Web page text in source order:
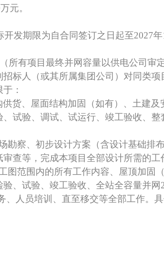
元。
开发期限为自合同签订之日起至2027
所有项目最终并网容量以供电公司审
标人（或其所属集团公司）对同类
：
货、屋面结构加固（如有）、土建
试验、调试、试运行、竣工验收、
察、初步设计方案（含设计基础排
查等，完成本项目全部设计所需的工
范围内的所有工作内容、屋顶加固
、试验、竣工验收、全站全容量并
人员培训、直至移交等全部工作。具